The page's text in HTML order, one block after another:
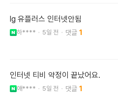
lg 유플러스 인터넷안됨
하**** 5일 전 1
인터넷 티비 약정이 끝났어요.
애**** 5일 전 1